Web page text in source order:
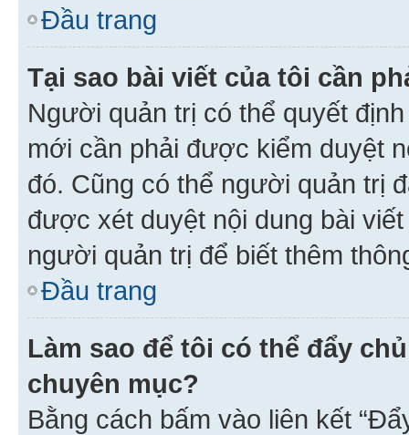
Đầu trang
Tại sao bài viết của tôi cần
Người quản trị có thể quyết
mới cần phải được kiểm duyệt
đó. Cũng có thể người quản trị
được xét duyệt nội dung bài
người quản trị để biết thêm
Đầu trang
Làm sao để tôi có thể đẩy
chuyên mục?
Bằng cách bấm vào liên kết